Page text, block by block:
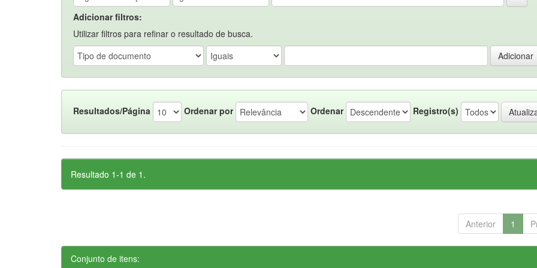
Adicionar filtros:
Utilizar filtros para refinar o resultado de busca.
Resultados/Página Ordenar por Ordenar Registro(s)
Resultado 1-1 de 1.
Anterior 1
Conjunto de itens: